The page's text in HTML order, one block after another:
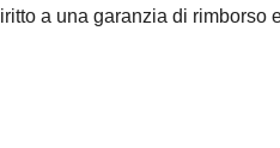
a una garanzia di rimborso